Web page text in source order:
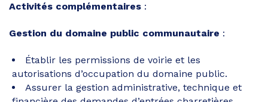
Activités complémentaires :
Gestion du domaine public communautaire :
Établir les permissions de voirie et les
autorisations d’occupation du domaine public.
Assurer la gestion administrative, technique et